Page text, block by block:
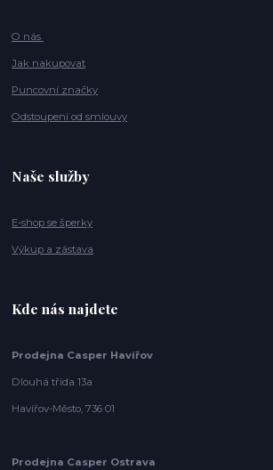
O nás
Jak nakupovat
Puncovní značky
Odstoupení od smlouvy
Naše služby
E-shop se šperky
Výkup a zástava
Kde nás najdete
Prodejna Casper Havířov
Dlouhá třída 13a
Havířov-Město, 736 01
Prodejna Casper Ostrava